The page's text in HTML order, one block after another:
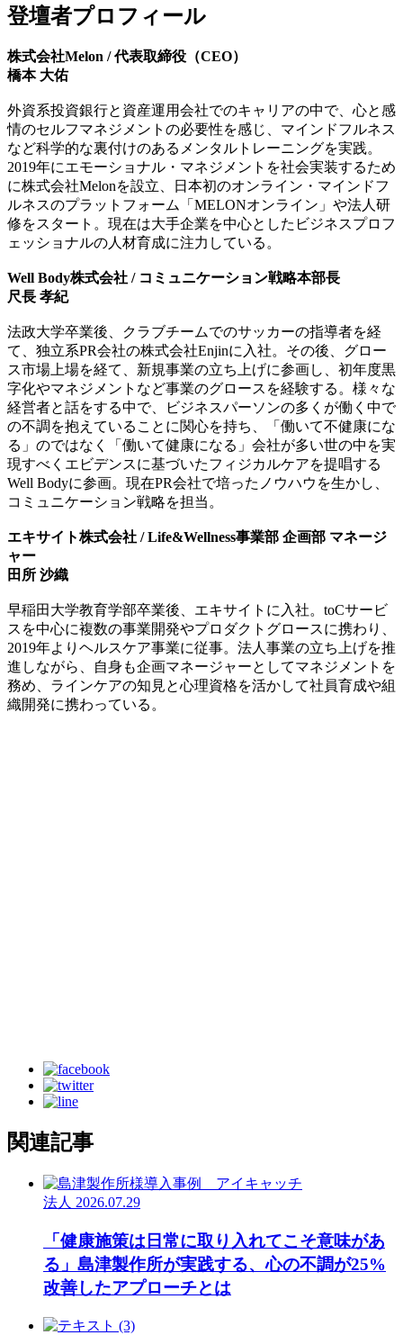
登壇者プロフィール
株式会社Melon /代表取締役（CEO）
橋本 大佑
外資系投資銀行と資産運用会社でのキャリアの中で、心と感
情のセルフマネジメントの必要性を感じ、マインドフルネス
など科学的な裏付けのあるメンタルトレーニングを実践。
2019年にエモーショナル・マネジメントを社会実装するため
に株式会社Melonを設立、日本初のオンライン・マインドフ
ルネスのプラットフォーム「MELONオンライン」や法人研
修をスタート。現在は大手企業を中心としたビジネスプロフ
ェッショナルの人材育成に注力している。
Well Body株式会社 / コミュニケーション戦略本部長
尺長 孝紀
法政大学卒業後、クラブチームでのサッカーの指導者を経
て、独立系PR会社の株式会社Enjinに入社。その後、グロー
ス市場上場を経て、新規事業の立ち上げに参画し、初年度黒
字化やマネジメントなど事業のグロースを経験する。様々な
経営者と話をする中で、ビジネスパーソンの多くが働く中で
の不調を抱えていることに関心を持ち、「働いて不健康にな
る」のではなく「働いて健康になる」会社が多い世の中を実
現すべくエビデンスに基づいたフィジカルケアを提唱する
Well Bodyに参画。現在PR会社で培ったノウハウを生かし、
コミュニケーション戦略を担当。
エキサイト株式会社 / Life&Wellness事業部 企画部 マネージ
ャー
田所 沙織
早稲田大学教育学部卒業後、エキサイトに入社。toCサービ
スを中心に複数の事業開発やプロダクトグロースに携わり、
2019年よりヘルスケア事業に従事。法人事業の立ち上げを推
進しながら、自身も企画マネージャーとしてマネジメントを
務め、ラインケアの知見と心理資格を活かして社員育成や組
織開発に携わっている。
関連記事
法人 2026.07.29
「健康施策は日常に取り入れてこそ意味があ
る」島津製作所が実践する、心の不調が25%
改善したアプローチとは